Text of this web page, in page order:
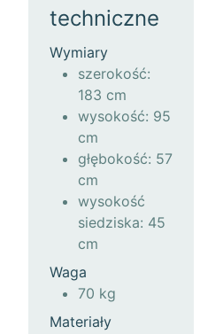
techniczne
Wymiary
szerokość:
183 cm
wysokość: 95
cm
głębokość: 57
cm
wysokość
siedziska: 45
cm
Waga
70 kg
Materiały